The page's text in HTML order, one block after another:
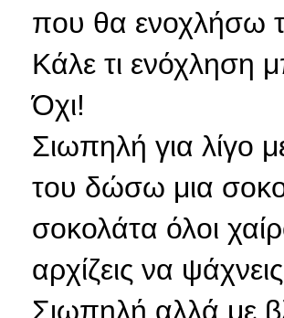
που θα ενοχλήσω
Κάλε τι ενόχληση
Όχι!
Σιωπηλή για λίγο
του δώσω μια
σοκολάτα όλοι
αρχίζεις να
Σιωπηλή αλλά με